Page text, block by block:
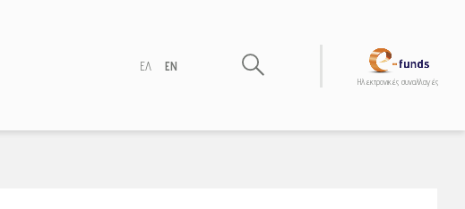
ΕΛ EN
Hλεκτρονικές συναλλαγές